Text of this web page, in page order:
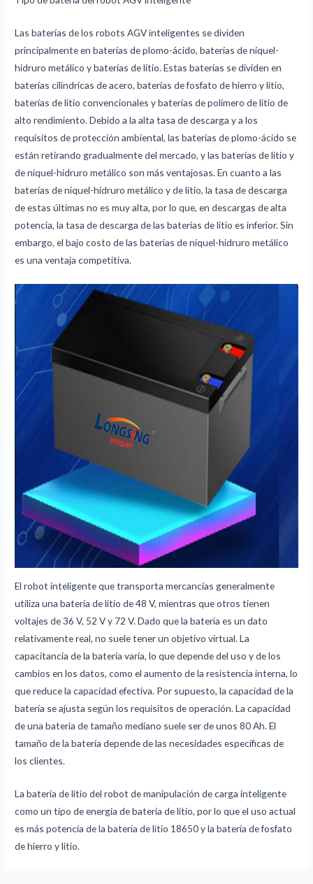
Las baterías de los robots AGV inteligentes se dividen
principalmente en baterías de plomo-ácido, baterías de níquel-
hidruro metálico y baterías de litio. Estas baterías se dividen en
baterías cilíndricas de acero, baterías de fosfato de hierro y litio,
baterías de litio convencionales y baterías de polímero de litio de
alto rendimiento. Debido a la alta tasa de descarga y a los
requisitos de protección ambiental, las baterías de plomo-ácido se
están retirando gradualmente del mercado, y las baterías de litio y
de níquel-hidruro metálico son más ventajosas. En cuanto a las
baterías de níquel-hidruro metálico y de litio, la tasa de descarga
de estas últimas no es muy alta, por lo que, en descargas de alta
potencia, la tasa de descarga de las baterías de litio es inferior. Sin
embargo, el bajo costo de las baterías de níquel-hidruro metálico
es una ventaja competitiva.
El robot inteligente que transporta mercancías generalmente
utiliza una batería de litio de 48 V, mientras que otros tienen
voltajes de 36 V, 52 V y 72 V. Dado que la batería es un dato
relativamente real, no suele tener un objetivo virtual. La
capacitancia de la batería varía, lo que depende del uso y de los
cambios en los datos, como el aumento de la resistencia interna, lo
que reduce la capacidad efectiva. Por supuesto, la capacidad de la
batería se ajusta según los requisitos de operación. La capacidad
de una batería de tamaño mediano suele ser de unos 80 Ah. El
tamaño de la batería depende de las necesidades específicas de
los clientes.
La batería de litio del robot de manipulación de carga inteligente
como un tipo de energía de batería de litio, por lo que el uso actual
es más potencia de la batería de litio 18650 y la batería de fosfato
de hierro y litio.